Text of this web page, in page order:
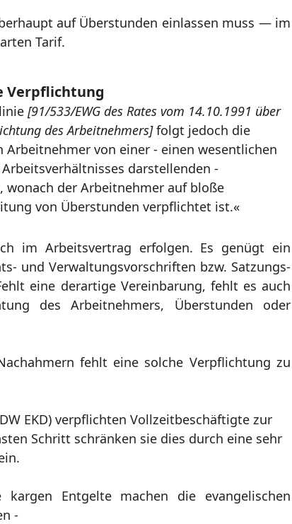
auf Überstunden einlassen muss — im
Tarif.
Verpflichtung
[91/533/EWG des Rates vom 14.10.1991 über
des Arbeitnehmers]folgt jedoch die
von einer - einen wesentlichen
darstellenden -
wonach der Arbeitnehmer auf bloße
von Überstunden verpflichtet ist.«
im Arbeitsvertrag erfolgen. Es genügt ein
und Verwaltungsvorschriften bzw. Satzungs-
eine derartige Vereinbarung, fehlt es auch
des Arbeitnehmers, Überstunden oder
fehlt eine solche Verpflichtung zu
DW EKD) verpflichten Vollzeitbeschäftigte zur
Schritt schränken sie dies durch eine sehr
Entgelte machen die evangelischen
-